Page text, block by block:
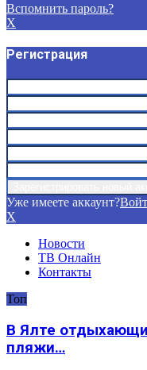
Вспомнить пароль?
X
Регистрация
Уже имеете аккаунт?
X
Новости
ТВ Онлайн
Контакты
Топ
В Ялте
пляжи…